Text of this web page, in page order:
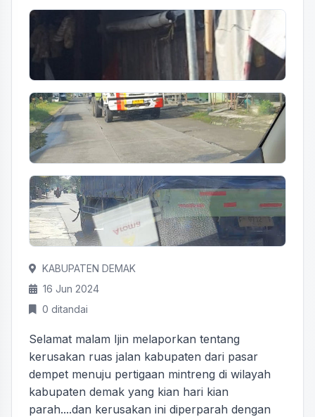
KABUPATEN DEMAK
16 Jun 2024
0 ditandai
Selamat malam Ijin melaporkan tentang
kerusakan ruas jalan kabupaten dari pasar
dempet menuju pertigaan mintreng di wilayah
kabupaten demak yang kian hari kian
parah....dan kerusakan ini diperparah dengan